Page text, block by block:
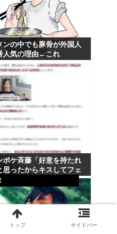
ンの中でも豚骨が外国人
人気の理由←これ
ポケ斉藤「好意を持たれ
思ったからキスしてフェ
ただけ」これセーフで
トップ サイドバー